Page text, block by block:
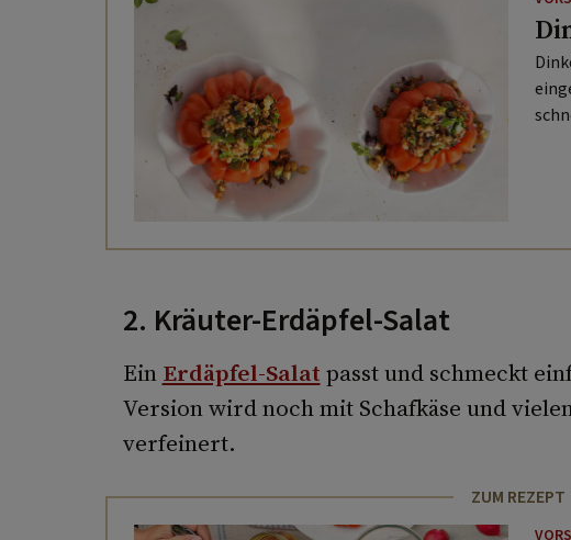
2. Kräuter-Erdäpfel-Salat
Ein Erdäpfel-Salat passt und schmeckt
Version wird noch mit Schafkäse und
verfeinert.
ZUM REZEPT